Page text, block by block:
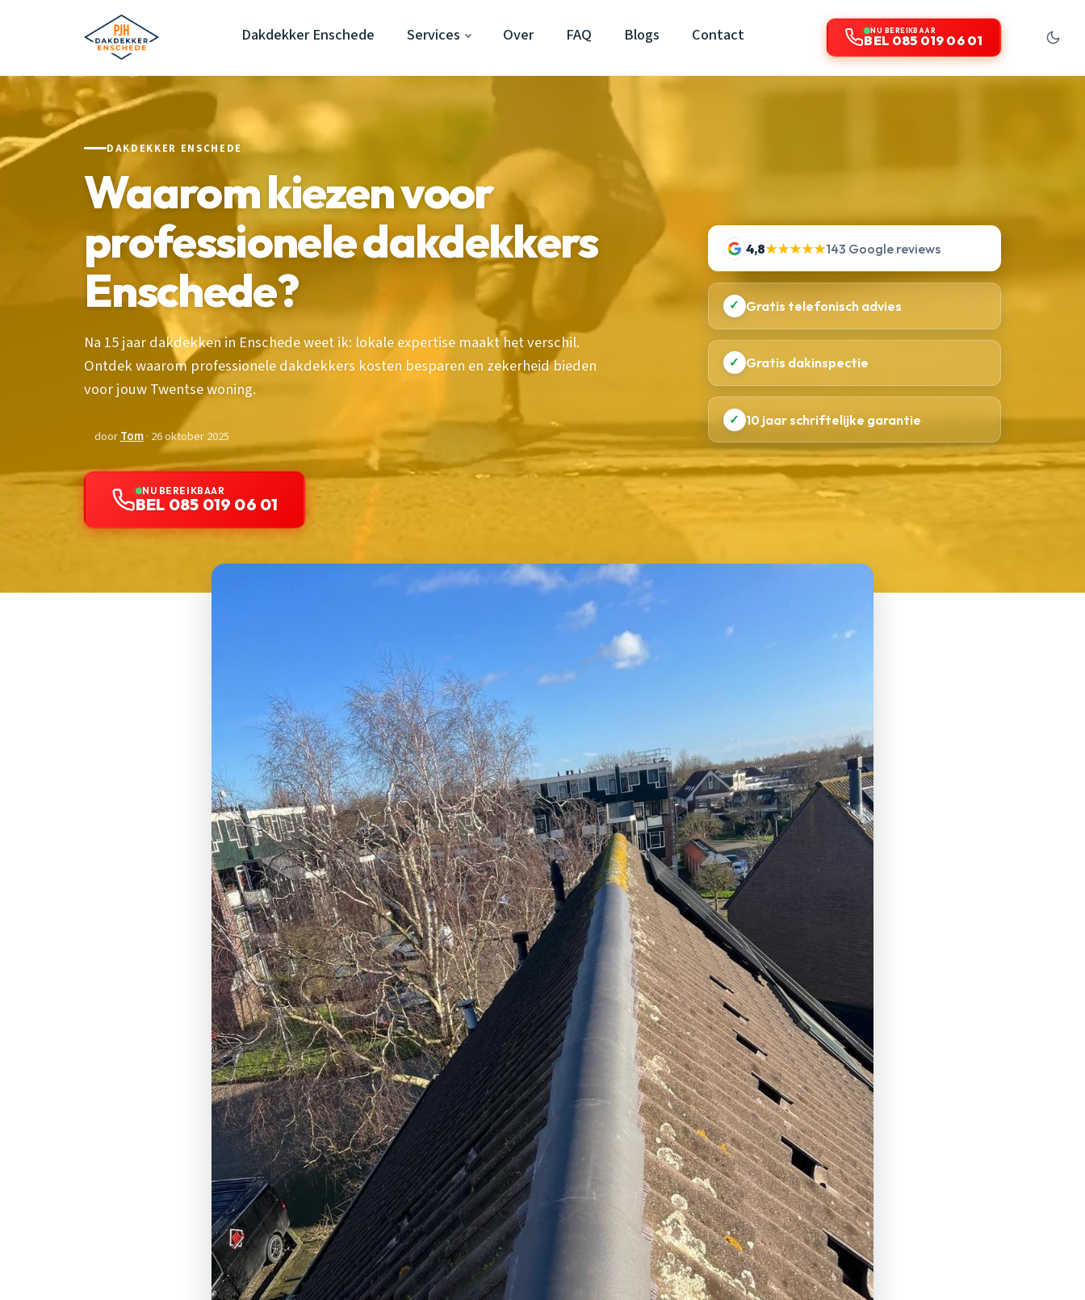
Dakdekker Enschede Services Over FAQ Blogs Contact NU BEREIKBAAR
BEL 085 019 06 01
DAKDEKKER ENSCHEDE
Waarom kiezen voor
professionele dakdekkers
Enschede?
Na 15 jaar dakdekken in Enschede weet ik: lokale expertise maakt het verschil.
Ontdek waarom professionele dakdekkers kosten besparen en zekerheid bieden
voor jouw Twentse woning.
doorTom· 26 oktober 2025
NU BEREIKBAAR
BEL 085 019 06 01
4,8★★★★★143 Google reviews
✓ Gratis telefonisch advies
✓ Gratis dakinspectie
✓ 10 jaar schriftelijke garantie